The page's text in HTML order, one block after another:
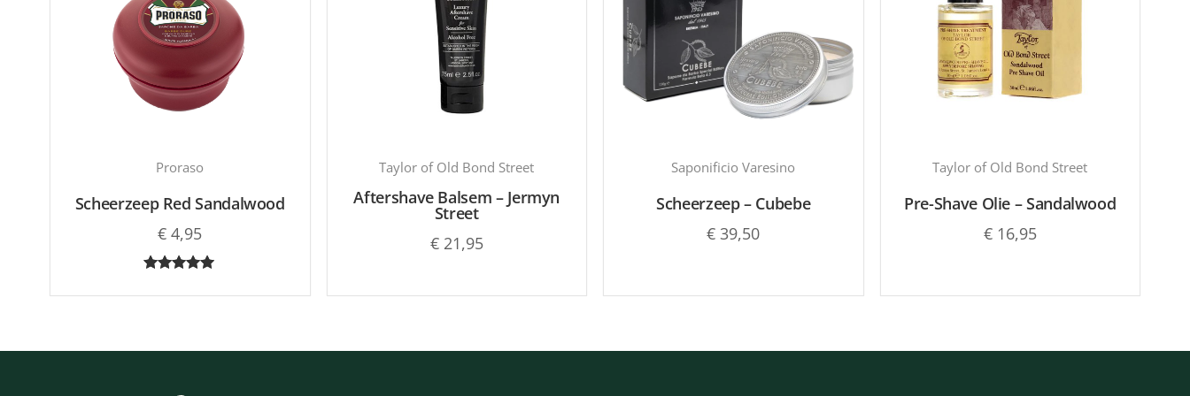
Proraso
Scheerzeep Red Sandalwood
€ 4,95
5.00
Taylor of Old Bond Street
Aftershave Balsem – Jermyn
Street
€21,95
Saponificio Varesino
Scheerzeep – Cubebe
€ 39,50
Taylor of Old Bond Street
Pre-Shave Olie – Sandalwood
€16,95